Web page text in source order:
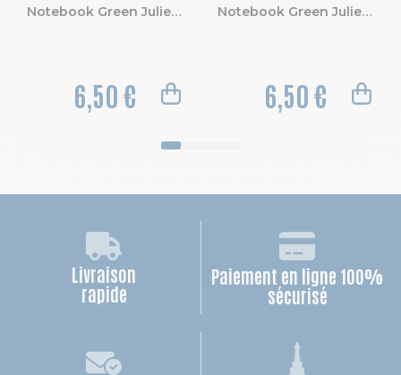
Notebook Green Julie Adore dots Ma Nature 15 x 21 cm
6,50 €
Notebook Green Julie Adore dots Tu aimes 15 x 21 cm
6,50 €
Livraison
rapide
Paiement en ligne 100%
sécurisé